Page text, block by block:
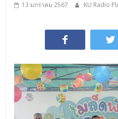
13 มกราคม 2567 KU Radio